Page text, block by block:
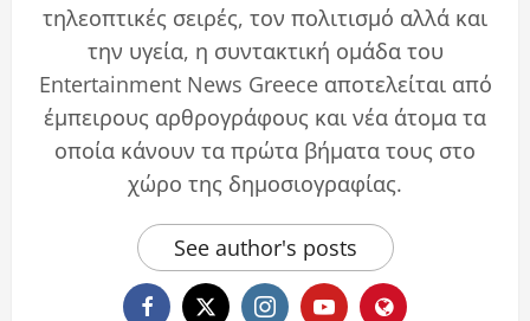
τηλεοπτικές σειρές, τον πολιτισμό αλλά και
την υγεία, η συντακτική ομάδα του
Entertainment News Greece αποτελείται από
έμπειρους αρθρογράφους και νέα άτομα τα
οποία κάνουν τα πρώτα βήματα τους στο
χώρο της δημοσιογραφίας.
See author's posts